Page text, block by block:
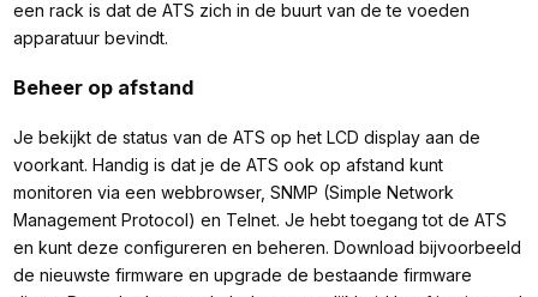
een rack is dat de ATS zich in de buurt van de te voeden
apparatuur bevindt.
Beheer op afstand
Je bekijkt de status van de ATS op het LCD display aan de
voorkant. Handig is dat je de ATS ook op afstand kunt
monitoren via een webbrowser, SNMP (Simple Network
Management Protocol) en Telnet. Je hebt toegang tot de ATS
en kunt deze configureren en beheren. Download bijvoorbeeld
de nieuwste firmware en upgrade de bestaande firmware